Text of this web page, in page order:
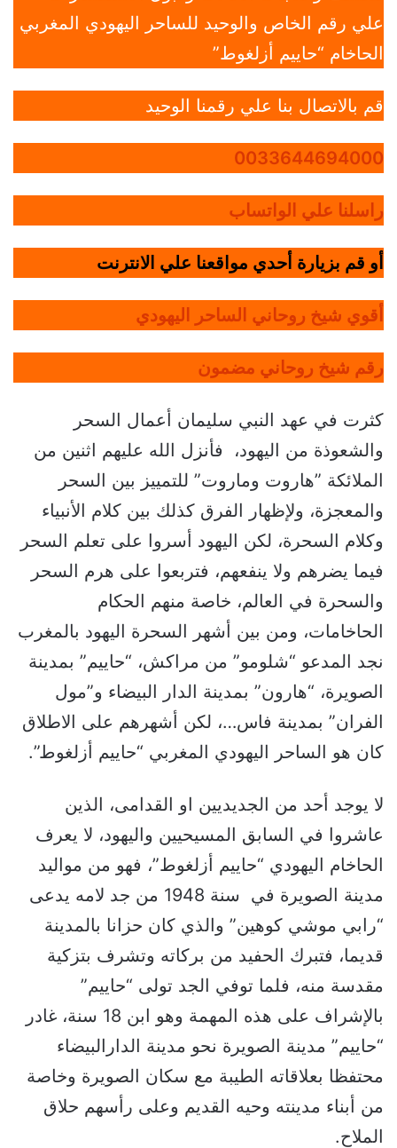
علي رقم الخاص والوحيد للساحر اليهودي المغربي
الحاخام “حاييم أزلغوط”
قم بالاتصال بنا علي رقمنا الوحيد
0033644694000
راسلنا علي الواتساب
أو قم بزيارة أحدي مواقعنا علي الانترنت
أقوي شيخ روحاني الساحر اليهودي
رقم شيخ روحاني مضمون
كثرت في عهد النبي سليمان أعمال السحر
والشعوذة من اليهود، فأنزل الله عليهم اثنين من
الملائكة ”هاروت وماروت” للتمييز بين السحر
والمعجزة، ولإظهار الفرق كذلك بين كلام الأنبياء
وكلام السحرة، لكن اليهود أسروا على تعلم السحر
فيما يضرهم ولا ينفعهم، فتربعوا على هرم السحر
والسحرة في العالم، خاصة منهم الحكام
الحاخامات، ومن بين أشهر السحرة اليهود بالمغرب
نجد المدعو “شلومو” من مراكش، “حاييم” بمدينة
الصويرة، “هارون” بمدينة الدار البيضاء و”مول
الفران” بمدينة فاس…، لكن أشهرهم على الاطلاق
كان هو الساحر اليهودي المغربي “حاييم أزلغوط”.
لا يوجد أحد من الجديديين او القدامى، الذين
عاشروا في السابق المسيحيين واليهود، لا يعرف
الحاخام اليهودي “حاييم أزلغوط”، فهو من مواليد
مدينة الصويرة في سنة 1948 من جد لامه يدعى
“رابي موشي كوهين” والذي كان حزانا بالمدينة
قديما، فتبرك الحفيد من بركاته وتشرف بتزكية
مقدسة منه، فلما توفي الجد تولى “حاييم”
بالإشراف على هذه المهمة وهو ابن 18 سنة، غادر
“حاييم” مدينة الصويرة نحو مدينة الدارالبيضاء
محتفظا بعلاقاته الطيبة مع سكان الصويرة وخاصة
من أبناء مدينته وحيه القديم وعلى رأسهم حلاق
الملاح.